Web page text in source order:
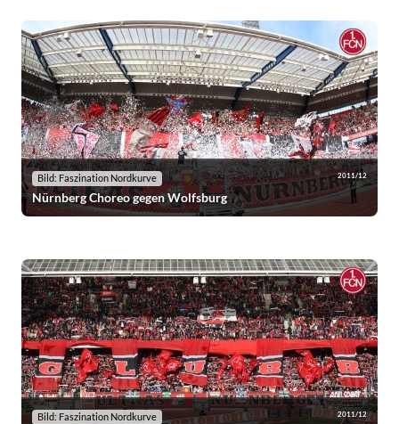
Bild: Faszination Nordkurve 2011/12
Nürnberg Choreo gegen Wolfsburg
Bild: Faszination Nordkurve 2011/12